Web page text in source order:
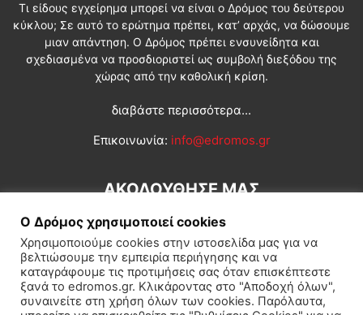
Τι είδους εγχείρημα μπορεί να είναι ο Δρόμος του δεύτερου
κύκλου; Σε αυτό το ερώτημα πρέπει, κατ’ αρχάς, να δώσουμε
μιαν απάντηση. Ο Δρόμος πρέπει ενσυνείδητα και
σχεδιασμένα να προσδιοριστεί ως συμβολή διεξόδου της
χώρας από την καθολική κρίση.
διαβάστε περισσότερα...
Επικοινωνία: info@edromos.gr
ΑΚΟΛΟΥΘΗΣΕ ΜΑΣ
Εγγραφή συνδρομητή Πολιτική Διεθνή Κοινωνία
Ο Δρόμος χρησιμοποιεί cookies
Χρησιμοποιούμε cookies στην ιστοσελίδα μας για να
βελτιώσουμε την εμπειρία περιήγησης και να
καταγράφουμε τις προτιμήσεις σας όταν επισκέπτεστε
ξανά το edromos.gr. Κλικάροντας στο "Αποδοχή όλων",
συναινείτε στη χρήση όλων των cookies. Παρόλαυτα,